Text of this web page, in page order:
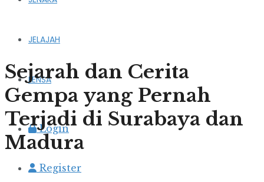
JELAJAH
LENSA
Login
Register
Sejarah dan Cerita
Gempa yang Pernah
Terjadi di Surabaya dan
Madura